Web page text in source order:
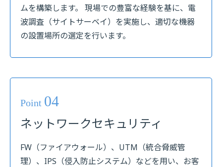
ムを構築します。 現場での豊富な経験を基に、電
波調査（サイトサーベイ）を実施し、適切な機器
の設置場所の選定を行います。
Point 04
ネットワークセキュリティ
FW（ファイアウォール）、UTM（統合脅威管
理）、IPS（侵入防止システム）などを用い、お客